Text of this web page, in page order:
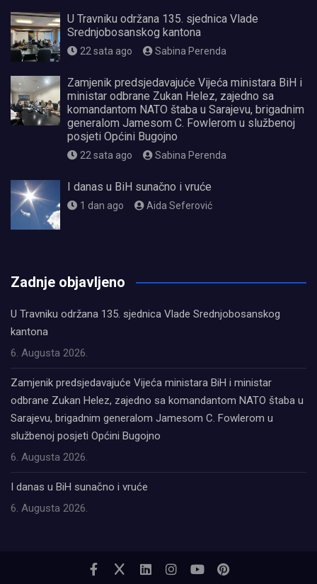
U Travniku održana 135. sjednica Vlade
Srednjobosanskog kantona
22 sata ago Sabina Perenda
Zamjenik predsjedavajuće Vijeća ministara BiH i
ministar odbrane Zukan Helez, zajedno sa
komandantom NATO štaba u Sarajevu, brigadnim
generalom Jamesom C. Fowlerom u službenoj
posjeti Općini Bugojno
22 sata ago Sabina Perenda
I danas u BiH sunačno i vruće
1 dan ago Aida Seferović
Zadnje objavljeno
U Travniku održana 135. sjednica Vlade Srednjobosanskog
kantona
6. Augusta 2026.
Zamjenik predsjedavajuće Vijeća ministara BiH i ministar
odbrane Zukan Helez, zajedno sa komandantom NATO štaba u
Sarajevu, brigadnim generalom Jamesom C. Fowlerom u
službenoj posjeti Općini Bugojno
6. Augusta 2026.
I danas u BiH sunačno i vruće
6. Augusta 2026.